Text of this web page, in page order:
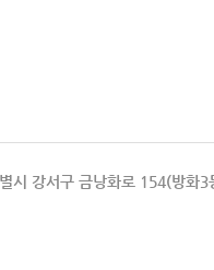
시 강서구 금낭화로 154(방화3